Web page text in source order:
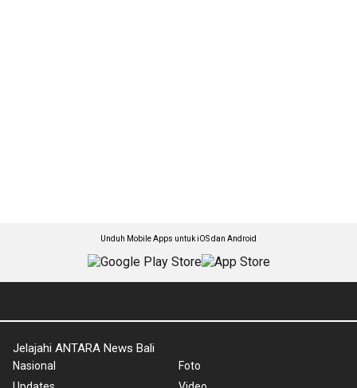
Unduh Mobile Apps untuk iOS dan Android
Jelajahi ANTARA News Bali
Nasional
Foto